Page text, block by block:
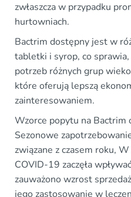
zwłaszcza w przypadku
hurtowniach.
Bactrim dostępny jest w
tabletki i syrop, co
potrzeb różnych grup
które oferują lepszą
zainteresowaniem.
Wzorce popytu na Bactrim
Sezonowe
związane z czasem roku,
COVID-19 zaczęła
zauważono wzrost
jego zastosowanie w